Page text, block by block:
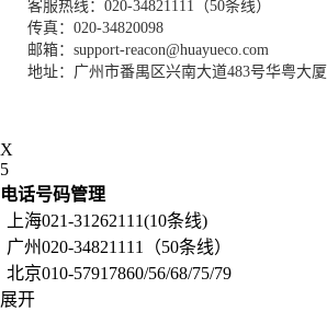
客服热线：020-34821111（50条线）
传真：020-34820098
邮箱：support-reacon@huayueco.com
地址：广州市番禺区兴南大道483号华粤大厦
X
5
电话号码管理
上海021-31262111(10条线)
广州020-34821111（50条线）
北京010-57917860/56/68/75/79
展开